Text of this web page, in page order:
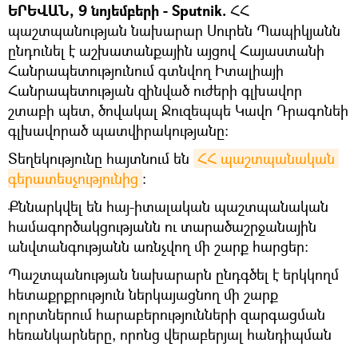
ԵՐԵՎԱՆ, 9 նոյեմբերի - Sputnik. ՀՀ
պաշտպանության նախարար Սուրեն Պապիկյանն
ընդունել է աշխատանքային այցով Հայաստանի
Հանրապետությունում գտնվող Իտալիայի
Հանրապետության զինված ուժերի գլխավոր
շտաբի պետ, ծովակալ Ջուզեպպե Կավո Դրագոնեի
գլխավորած պատվիրակությանը։
Տեղեկությունը հայտնում են ՀՀ պաշտպանական
գերատեսչությունից ։
Քննարկվել են հայ-իտալական պաշտպանական
համագործակցությանն ու տարածաշրջանային
անվտանգությանն առնչվող մի շարք հարցեր։
Պաշտպանության նախարարն ընդգծել է երկկողմ
հետաքրքրություն ներկայացնող մի շարք
ոլորտներում հարաբերությունների զարգացման
հեռանկարները, որոնց վերաբերյալ հանդիպման